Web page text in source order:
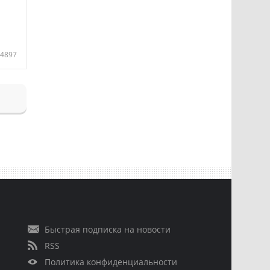
4897
Быстрая подписка на новости
RSS
Политика конфиденциальности